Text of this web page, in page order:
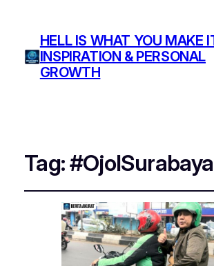
HELL IS WHAT YOU MAKE
INSPIRATION & PERSONAL
GROWTH
Tag:#OjolSurabaya